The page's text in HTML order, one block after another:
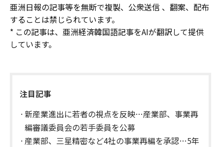
亜洲日報の記事等を無断で複製、公衆送信 、翻案、配布
することは禁じられています。
* この記事は、亜洲経済韓国語記事をAIが翻訳して提供
しています。
注目記事
新産業進出に若者の視点を反映…産業部、事業再
編審議委員会の若手委員を公募
産業部、三星精密など4社の事業再編を承認…5年